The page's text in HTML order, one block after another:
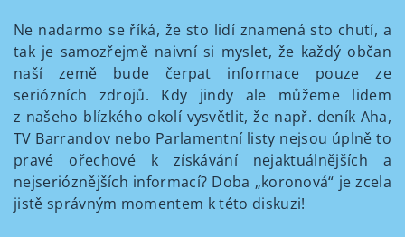
Ne nadarmo se říká, že sto lidí znamená sto chutí, a
tak je samozřejmě naivní si myslet, že každý občan
naší země bude čerpat informace pouze ze
seriózních zdrojů. Kdy jindy ale můžeme lidem
z našeho blízkého okolí vysvětlit, že např. deník Aha,
TV Barrandov nebo Parlamentní listy nejsou úplně to
pravé ořechové k získávání nejaktuálnějších a
nejserióznějších informací? Doba „koronová“ je zcela
jistě správným momentem k této diskuzi!